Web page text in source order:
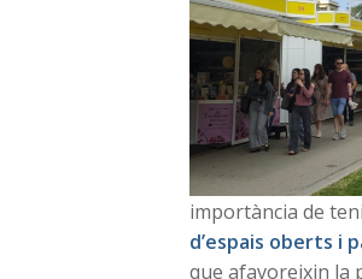
importància de
d’espais oberts i
que afavoreixin la